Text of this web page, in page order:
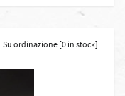
Su ordinazione [0 in stock]